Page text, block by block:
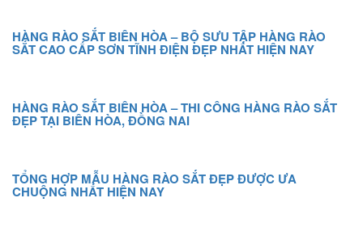
HÀNG RÀO SẮT BIÊN HÒA – BỘ SƯU TẬP HÀNG RÀO
SẮT CAO CẤP SƠN TĨNH ĐIỆN ĐẸP NHẤT HIỆN NAY
HÀNG RÀO SẮT BIÊN HÒA – THI CÔNG HÀNG RÀO SẮT
ĐẸP TẠI BIÊN HÒA, ĐỒNG NAI
TỔNG HỢP MẪU HÀNG RÀO SẮT ĐẸP ĐƯỢC ƯA
CHUỘNG NHẤT HIỆN NAY